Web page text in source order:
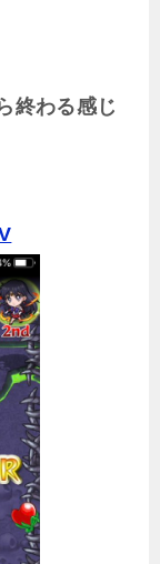
終わる感じ